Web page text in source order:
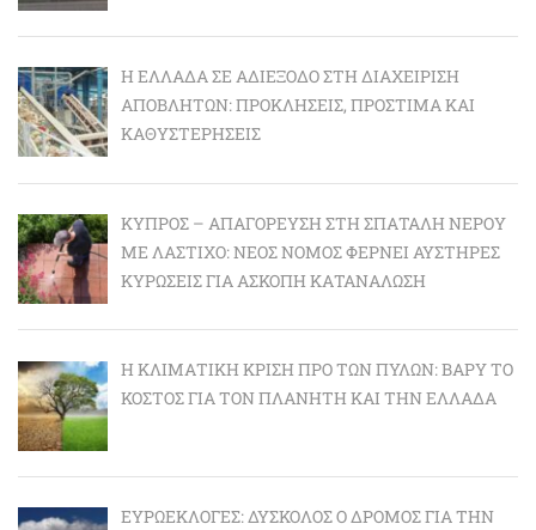
Η ΕΛΛΆΔΑ ΣΕ ΑΔΙΈΞΟΔΟ ΣΤΗ ΔΙΑΧΕΊΡΙΣΗ
ΑΠΟΒΛΉΤΩΝ: ΠΡΟΚΛΉΣΕΙΣ, ΠΡΌΣΤΙΜΑ ΚΑΙ
ΚΑΘΥΣΤΕΡΉΣΕΙΣ
ΚΎΠΡΟΣ – ΑΠΑΓΌΡΕΥΣΗ ΣΤΗ ΣΠΑΤΆΛΗ ΝΕΡΟΎ
ΜΕ ΛΆΣΤΙΧΟ: ΝΈΟΣ ΝΌΜΟΣ ΦΈΡΝΕΙ ΑΥΣΤΗΡΈΣ
ΚΥΡΏΣΕΙΣ ΓΙΑ ΆΣΚΟΠΗ ΚΑΤΑΝΆΛΩΣΗ
Η ΚΛΙΜΑΤΙΚΉ ΚΡΊΣΗ ΠΡΟ ΤΩΝ ΠΥΛΏΝ: BΑΡΎ ΤΟ
ΚΌΣΤΟΣ ΓΙΑ ΤΟΝ ΠΛΑΝΉΤΗ ΚΑΙ ΤΗΝ ΕΛΛΆΔΑ
ΕΥΡΩΕΚΛΟΓΈΣ: ΔΎΣΚΟΛΟΣ Ο ΔΡΌΜΟΣ ΓΙΑ ΤΗΝ